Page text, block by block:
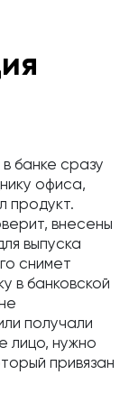
банке сразу
офиса,
продукт.
внесены
выпуска
снимет
в банковской
получали
лицо, нужно
привязан